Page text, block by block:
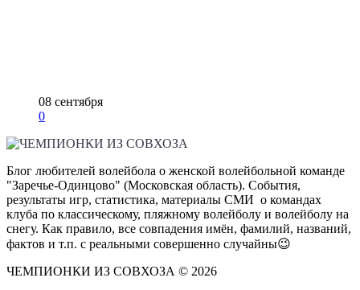
08 сентября
0
Блог любителей волейбола о женской волейбольной команде
"Заречье-Одинцово" (Московская область). События,
результаты игр, статистика, материалы СМИ о командах
клуба по классическому, пляжному волейболу и волейболу на
снегу. Как правило, все совпадения имён, фамилий, названий,
фактов и т.п. с реальными совершенно случайны😉
ЧЕМПИОНКИ ИЗ СОВХОЗА © 2026